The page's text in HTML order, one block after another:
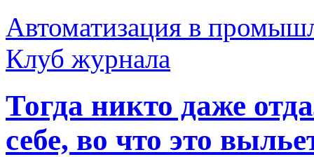
Автоматизация в
Клуб журнала
Тогда никто даже
себе, во что это